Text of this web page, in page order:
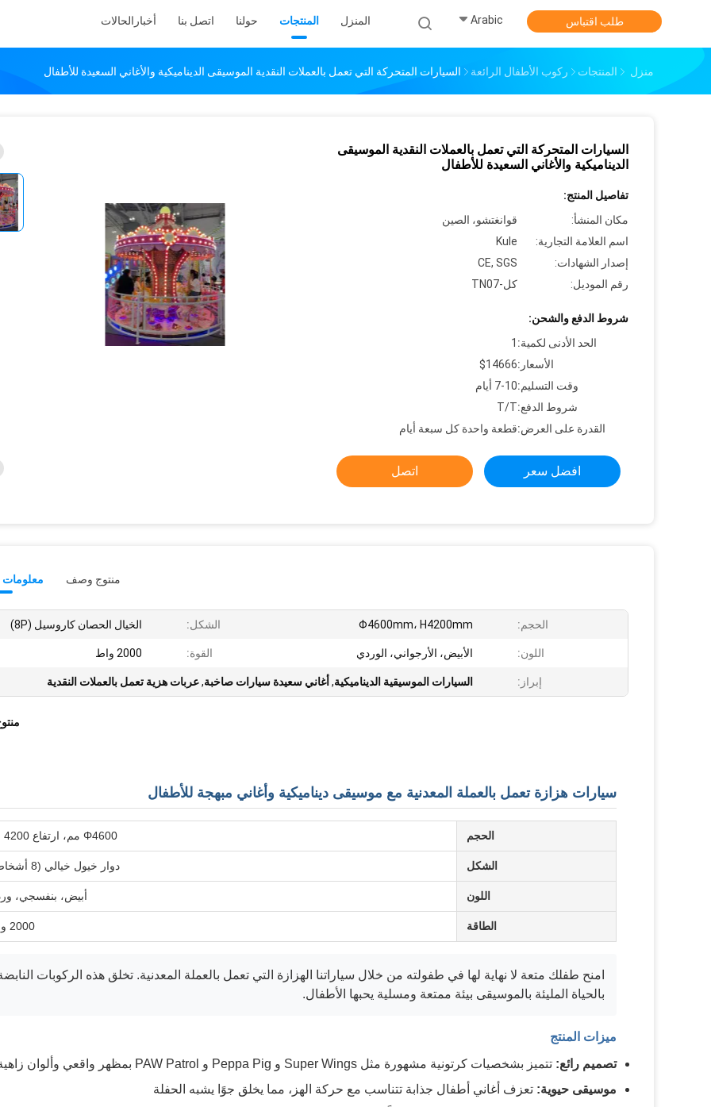
المنزل المنتجات حولنا اتصل بنا أخبار الحالات Arabic طلب اقتباس
منزل المنتجات ركوب الأطفال الرائعة السيارات المتحركة التي تعمل بالعملات النقدية الموسيقى الديناميكية والأغاني السعيدة للأطفال
السيارات المتحركة التي تعمل بالعملات النقدية الموسيقى
الديناميكية والأغاني السعيدة للأطفال
تفاصيل المنتج:
مكان المنشأ:
قوانغتشو، الصين
اسم العلامة التجارية:
Kule
إصدار الشهادات:
CE, SGS
رقم الموديل:
كل-TN07
شروط الدفع والشحن:
الحد الأدنى لكمية: 1
الأسعار:$14666
وقت التسليم:7-10 أيام
شروط الدفع:T/T
القدرة على العرض:قطعة واحدة كل سبعة أيام
افضل سعر اتصل
معلومات منتوج وصف
الحجم: Φ4600mm، H4200mm الشكل: الخيال الحصان كاروسيل (8P)
اللون: الأبيض، الأرجواني، الوردي القوة: 2000 واط
إبراز: السيارات الموسيقية الديناميكية, أغاني سعيدة سيارات صاخبة,عربات هزية تعمل بالعملات النقدية
سيارات هزازة تعمل بالعملة المعدنية مع موسيقى ديناميكية وأغاني مبهجة للأطفال
الحجم Φ4600 مم، ارتفاع 4200 مم
الشكل دوار خيول خيالي (8 أشخاص)
اللون أبيض، بنفسجي،
الطاقة 2000 واط
امنح طفلك متعة لا نهاية لها في طفولته من خلال سياراتنا الهزازة التي تعمل بالعملة المعدنية. تخلق هذه الركوبات
بالحياة المليئة بالموسيقى بيئة ممتعة ومسلية يحبها الأطفال.
ميزات المنتج
تصميم رائع: تتميز بشخصيات كرتونية مشهورة مثل Super Wings و Peppa Pig و PAW Patrol بمظهر واقعي وألوان زاهية
موسيقى حيوية: تعزف أغاني أطفال جذابة تتناسب مع حركة الهز، مما يخلق جوًا يشبه الحفلة